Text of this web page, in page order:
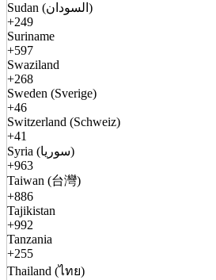
Sudan (السودان)
+249
Suriname
+597
Swaziland
+268
Sweden (Sverige)
+46
Switzerland (Schweiz)
+41
Syria (سوريا)
+963
Taiwan (台灣)
+886
Tajikistan
+992
Tanzania
+255
Thailand (ไทย)